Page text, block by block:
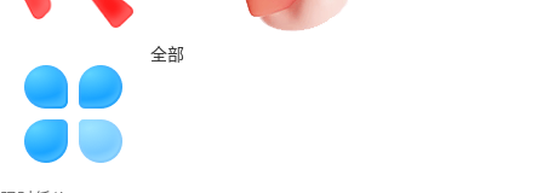
全部